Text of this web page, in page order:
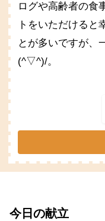
ログや高齢者の食
トをいただけると
とが多いですが、
(^▽^)/。
今日の献立